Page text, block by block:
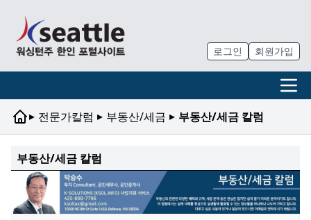
로그인 회원가입
▸ 전문가칼럼 ▸ 부동산/세금 ▸ 부동산/세금 칼럼
부동산/세금 칼럼